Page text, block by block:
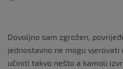
Dovoljno sam zgrožen,
jednostavno ne mogu vjerovati
učiniti takvo nešto a kamoli